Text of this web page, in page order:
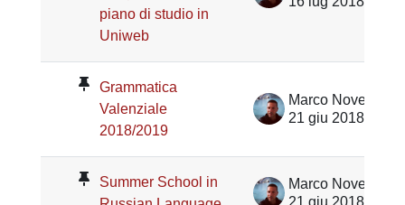
piano di studio in
Uniweb
Grammatica
Valenziale
2018/2019
Marco Noventa
21 giu 2018
Summer School in
Marco Noventa
21 giu 2018